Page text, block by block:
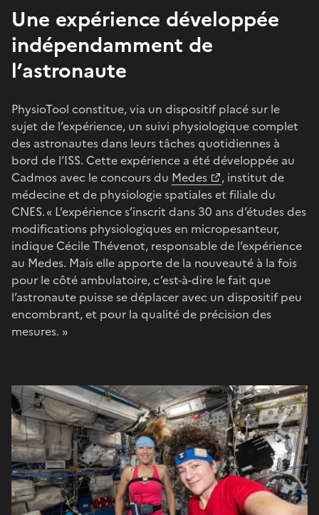
Une expérience développée
indépendamment de
l’astronaute
PhysioTool constitue, via un dispositif placé sur le
sujet de l’expérience, un suivi physiologique complet
des astronautes dans leurs tâches quotidiennes à
bord de l’ISS. Cette expérience a été développée au
Cadmos avec le concours du Medes
, institut de
médecine et de physiologie spatiales et filiale du
CNES. « L’expérience s’inscrit dans 30 ans d’études des
modifications physiologiques en micropesanteur,
indique Cécile Thévenot, responsable de l’expérience
au Medes. Mais elle apporte de la nouveauté à la fois
pour le côté ambulatoire, c’est-à-dire le fait que
l’astronaute puisse se déplacer avec un dispositif peu
encombrant, et pour la qualité de précision des
mesures. »